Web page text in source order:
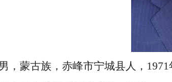
，蒙古族，赤峰市宁城县人，